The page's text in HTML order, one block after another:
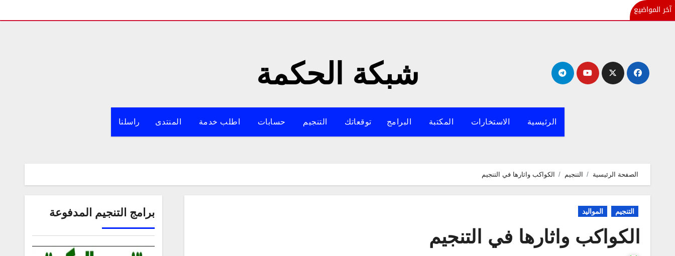
آخر المواضيع
شبكة الحكمة
الرئيسية الاستخارات المكتبة البرامج توقعاتك التنجيم حسابات اطلب خدمة المنتدى راسلنا
الصفحة الرئيسية التنجيم الكواكب واثارها في التنجيم
التنجيم المواليد
الكواكب واثارها في التنجيم
برامج التنجيم المدفوعة